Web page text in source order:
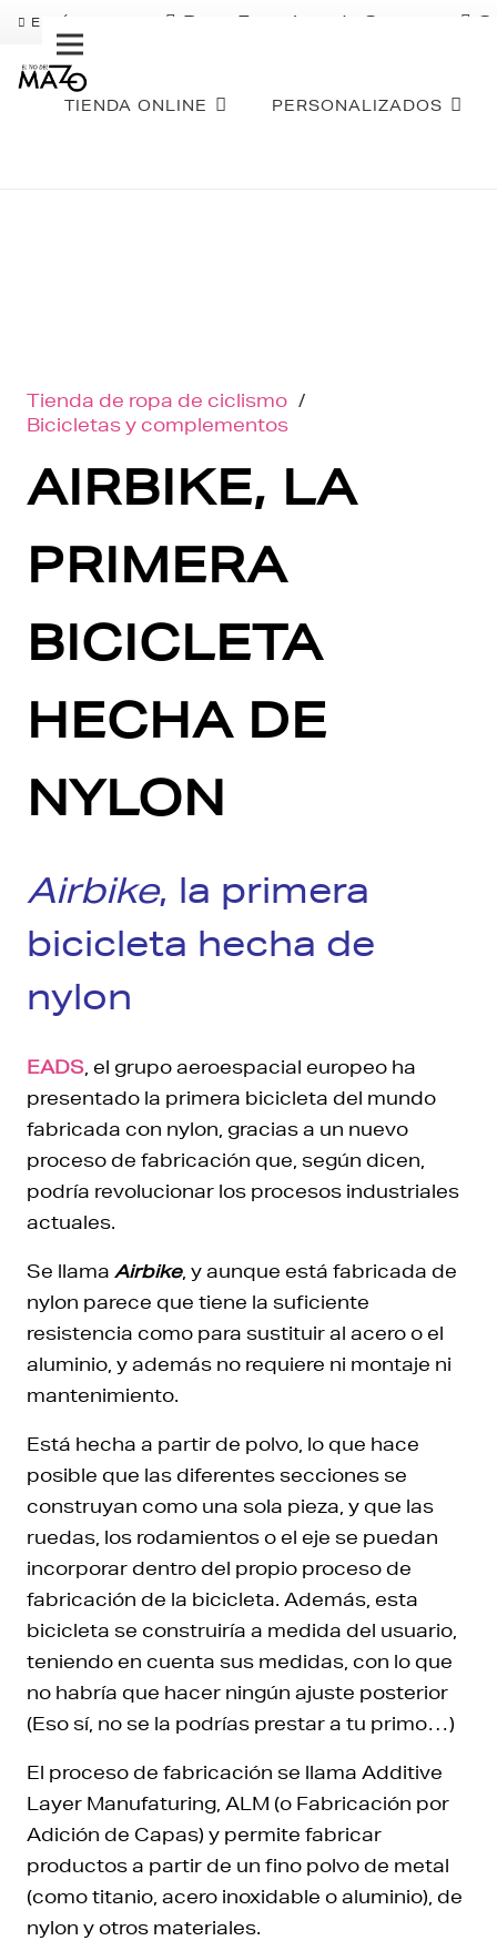
ENVÍO GRATIS Pago Fraccionado Sequra
TIENDA ONLINE PERSONALIZADOS
Tienda de ropa de ciclismo /
Bicicletas y complementos
AIRBIKE, LA
PRIMERA
BICICLETA
HECHA DE
NYLON
Airbike, la primera
bicicleta hecha de
nylon
EADS , el grupo aeroespacial europeo ha
presentado la primera bicicleta del mundo
fabricada con nylon, gracias a un nuevo
proceso de fabricación que, según dicen,
podría revolucionar los procesos industriales
actuales.
Se llama Airbike, y aunque está fabricada de
nylon parece que tiene la suficiente
resistencia como para sustituir al acero o el
aluminio, y además no requiere ni montaje ni
mantenimiento.
Está hecha a partir de polvo, lo que hace
posible que las diferentes secciones se
construyan como una sola pieza, y que las
ruedas, los rodamientos o el eje se puedan
incorporar dentro del propio proceso de
fabricación de la bicicleta. Además, esta
bicicleta se construiría a medida del usuario,
teniendo en cuenta sus medidas, con lo que
no habría que hacer ningún ajuste posterior
(Eso sí, no se la podrías prestar a tu primo…)
El proceso de fabricación se llama Additive
Layer Manufaturing, ALM (o Fabricación por
Adición de Capas) y permite fabricar
productos a partir de un fino polvo de metal
(como titanio, acero inoxidable o aluminio), de
nylon y otros materiales.